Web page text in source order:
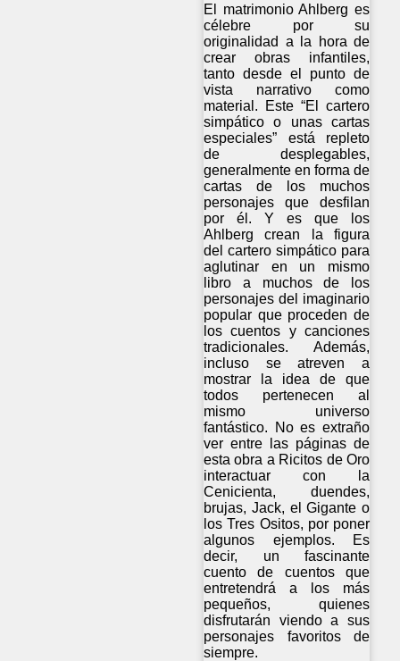
El matrimonio Ahlberg es
célebre por su
originalidad a la hora de
crear obras infantiles,
tanto desde el punto de
vista narrativo como
material. Este “El cartero
simpático o unas cartas
especiales” está repleto
de desplegables,
generalmente en forma de
cartas de los muchos
personajes que desfilan
por él. Y es que los
Ahlberg crean la figura
del cartero simpático para
aglutinar en un mismo
libro a muchos de los
personajes del imaginario
popular que proceden de
los cuentos y canciones
tradicionales. Además,
incluso se atreven a
mostrar la idea de que
todos pertenecen al
mismo universo
fantástico. No es extraño
ver entre las páginas de
esta obra a Ricitos de Oro
interactuar con la
Cenicienta, duendes,
brujas, Jack, el Gigante o
los Tres Ositos, por poner
algunos ejemplos. Es
decir, un fascinante
cuento de cuentos que
entretendrá a los más
pequeños, quienes
disfrutarán viendo a sus
personajes favoritos de
siempre.